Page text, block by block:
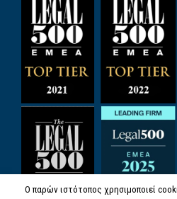
Ο παρών ιστότοπος χρησιμοποιεί